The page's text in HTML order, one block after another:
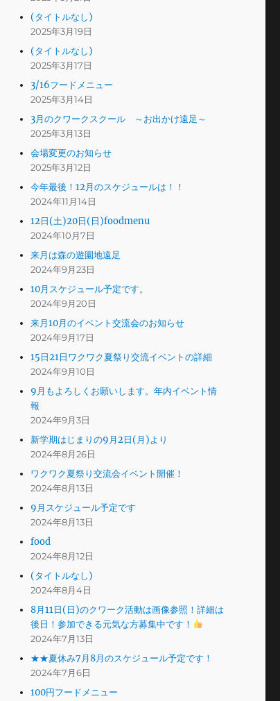
(タイトルなし)
2025年3月19日
(タイトルなし)
2025年3月17日
3/16フードメニュー
2025年3月14日
3月のクワークスクール ～お出かけ遠足～
2025年3月13日
会場変更のお知らせ
2025年3月12日
今年最後！12月のスケジュールは！！
2024年11月14日
12日(土)20日(日)foodmenu
2024年10月7日
来月は森の遊園地遠足
2024年9月23日
10月スケジュール予定です。
2024年9月20日
来月10月のイベント交流会のお知らせ
2024年9月17日
15日21日ワクワク夏祭り交流イベントの詳細
2024年9月10日
9月もよろしくお願いします。年内イベント情
報
2024年9月3日
新学期はじまりの9月2日(月)より
2024年8月26日
ワクワク夏祭り交流会イベント開催！
2024年8月13日
9月スケジュール予定です
2024年8月13日
food
2024年8月12日
(タイトルなし)
2024年8月4日
8月11日(日)のクワーク活動は画像参照！詳細は
後日！参加できる元気な方募集中です！
2024年7月13日
★★夏休み7月8月のスケジュール予定です！
2024年7月6日
100円フードメニュー